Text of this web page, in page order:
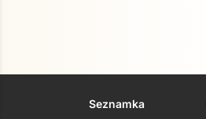
Seznamka